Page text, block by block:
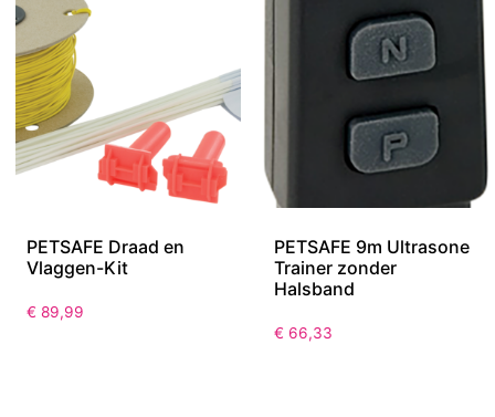
PETSAFE Draad en
Vlaggen-Kit
€ 89,99
PETSAFE 9m Ultrasone
Trainer zonder
Halsband
€ 66,33